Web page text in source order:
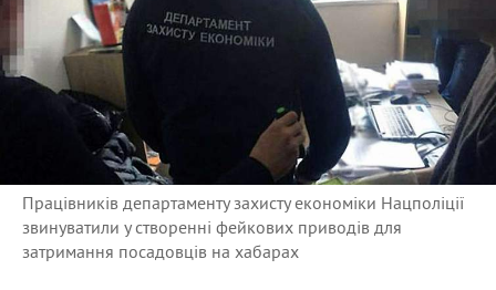
Працівників департаменту захисту економіки Нацполіції
звинуватили у створенні фейкових приводів для
затримання посадовців на хабарах